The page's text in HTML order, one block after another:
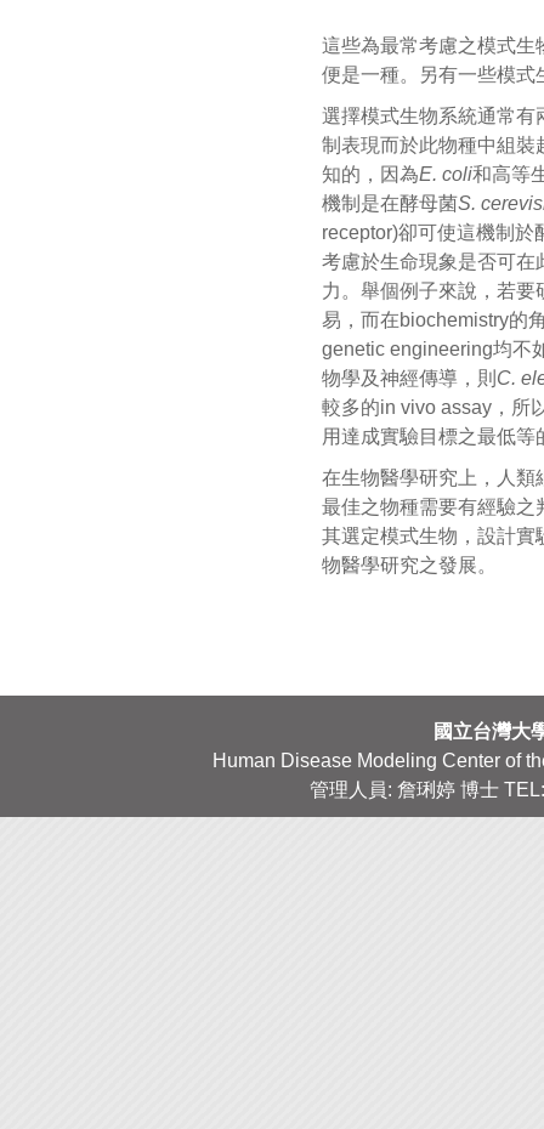
這些為最常考慮之模式生
便是一種。另有一些模式
選擇模式生物系統通常有
制表現而於此物種中組
知的，因為E. coli和高等
機制是在酵母菌S.
receptor)卻可使這機制
考慮於生命現象是否可在
力。舉個例子來說，若
易，而在biochemistry的
genetic engineering均不
物學及神經傳導，則 C.
較多的in vivo assay，所
用達成實驗目標之最低
在生物醫學研究上，人類
最佳之物種需要有經驗之
其選定模式生物，設計實
物醫學研究之發展。
國立台灣大
Human Disease Modeling Center of
管理人員: 詹琍婷 博士